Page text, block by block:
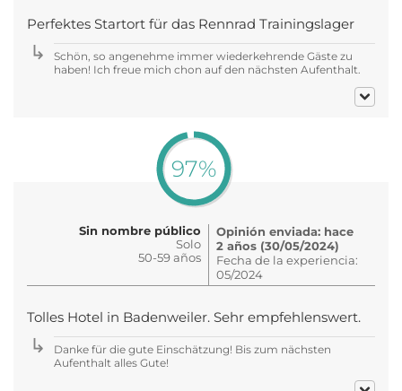
Perfektes Startort für das Rennrad Trainingslager
Schön, so angenehme immer wiederkehrende Gäste zu
haben! Ich freue mich chon auf den nächsten Aufenthalt.
97%
Sin nombre público
Solo
50-59 años
Opinión enviada: hace
2 años (30/05/2024)
Fecha de la experiencia:
05/2024
Tolles Hotel in Badenweiler. Sehr empfehlenswert.
Danke für die gute Einschätzung! Bis zum nächsten
Aufenthalt alles Gute!